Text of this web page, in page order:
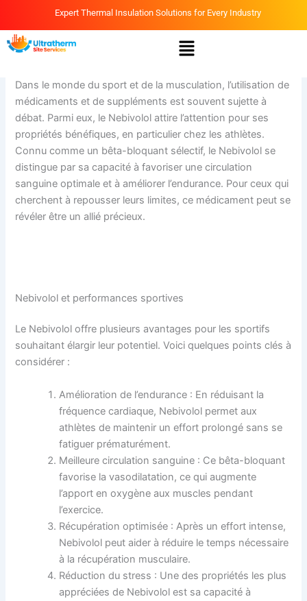
content
Expert Thermal Insulation Solutions for Every Industry
Menu
Dans le monde du sport et de la musculation, l’utilisation de
médicaments et de suppléments est souvent sujette à
débat. Parmi eux, le Nebivolol attire l’attention pour ses
propriétés bénéfiques, en particulier chez les athlètes.
Connu comme un bêta-bloquant sélectif, le Nebivolol se
distingue par sa capacité à favoriser une circulation
sanguine optimale et à améliorer l’endurance. Pour ceux qui
cherchent à repousser leurs limites, ce médicament peut se
révéler être un allié précieux.
Nebivolol et performances sportives
Le Nebivolol offre plusieurs avantages pour les sportifs
souhaitant élargir leur potentiel. Voici quelques points clés à
considérer :
Amélioration de l’endurance : En réduisant la
fréquence cardiaque, Nebivolol permet aux
athlètes de maintenir un effort prolongé sans se
fatiguer prématurément.
Meilleure circulation sanguine : Ce bêta-bloquant
favorise la vasodilatation, ce qui augmente
l’apport en oxygène aux muscles pendant
l’exercice.
Récupération optimisée : Après un effort intense,
Nebivolol peut aider à réduire le temps nécessaire
à la récupération musculaire.
Réduction du stress : Une des propriétés les plus
appréciées de Nebivolol est sa capacité à